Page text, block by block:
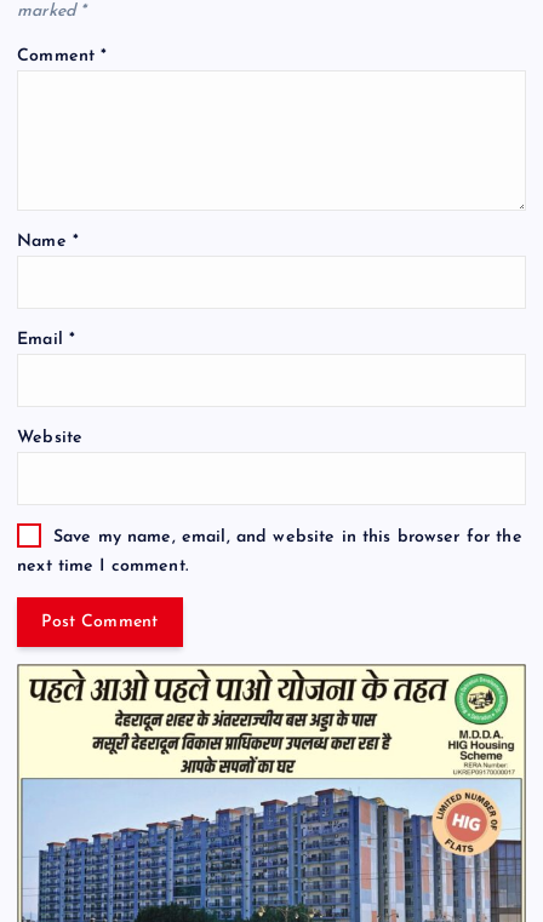
marked *
Comment*
Name *
Email *
Website
Save my name, email, and website in this browser for the
next time I comment.